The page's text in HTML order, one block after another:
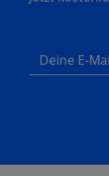
Deine E-